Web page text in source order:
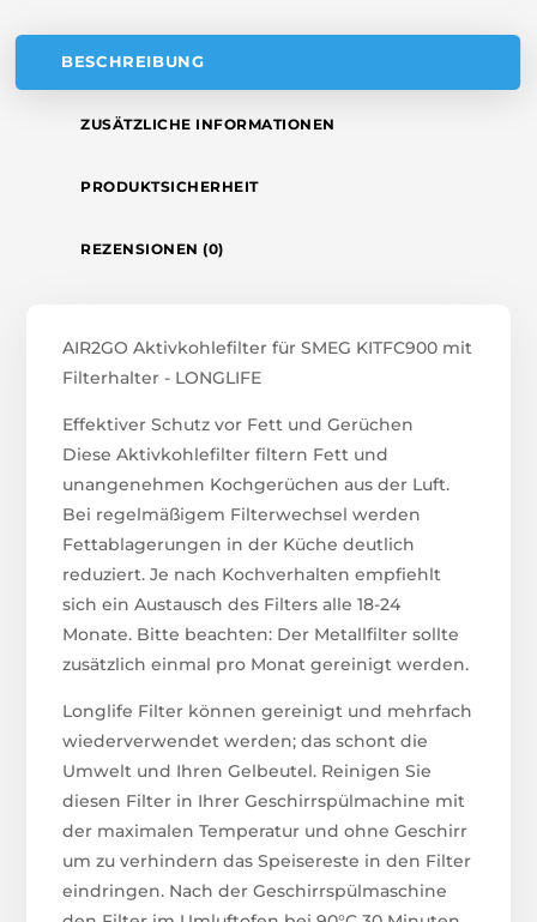
BESCHREIBUNG
ZUSÄTZLICHE INFORMATIONEN
PRODUKTSICHERHEIT
REZENSIONEN (0)
AIR2GO Aktivkohlefilter für SMEG KITFC900 mit
Filterhalter - LONGLIFE
Effektiver Schutz vor Fett und Gerüchen
Diese Aktivkohlefilter filtern Fett und
unangenehmen Kochgerüchen aus der Luft.
Bei regelmäßigem Filterwechsel werden
Fettablagerungen in der Küche deutlich
reduziert. Je nach Kochverhalten empfiehlt
sich ein Austausch des Filters alle 18-24
Monate. Bitte beachten: Der Metallfilter sollte
zusätzlich einmal pro Monat gereinigt werden.
Longlife Filter können gereinigt und mehrfach
wiederverwendet werden; das schont die
Umwelt und Ihren Gelbeutel. Reinigen Sie
diesen Filter in Ihrer Geschirrspülmachine mit
der maximalen Temperatur und ohne Geschirr
um zu verhindern das Speisereste in den Filter
eindringen. Nach der Geschirrspülmaschine